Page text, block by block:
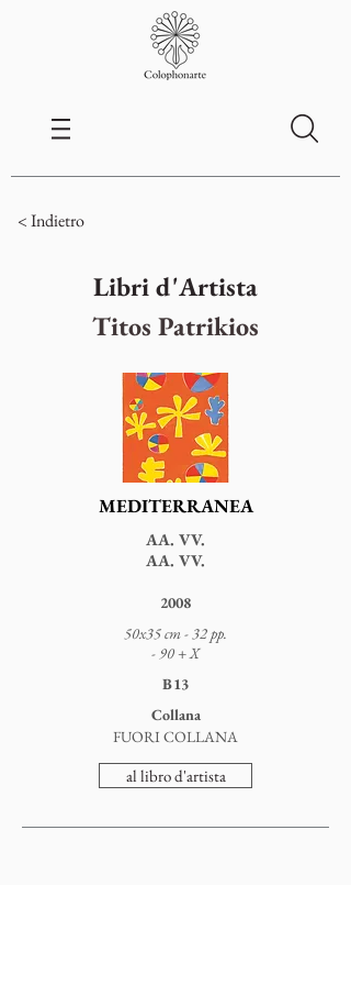
< Indietro
Titos Patrikios
Libri d'Artista
MEDITERRANEA
AA. VV.
AA. VV.
2008
50x35 cm - 32 pp.
- 90 + X
B13
Collana
FUORI COLLANA
al libro d'artista